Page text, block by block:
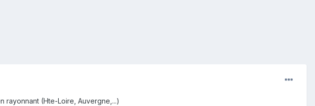
rayonnant (Hte-Loire, Auvergne,...)